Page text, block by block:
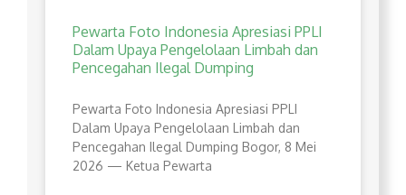
Pewarta Foto Indonesia Apresiasi PPLI
Dalam Upaya Pengelolaan Limbah dan
Pencegahan Ilegal Dumping
Pewarta Foto Indonesia Apresiasi PPLI
Dalam Upaya Pengelolaan Limbah dan
Pencegahan Ilegal Dumping Bogor, 8 Mei
2026 — Ketua Pewarta